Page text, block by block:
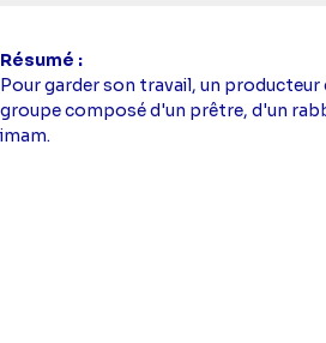
Résumé
Pour garder son travail, un producteur
groupe composé d'un prêtre, d'un
imam.